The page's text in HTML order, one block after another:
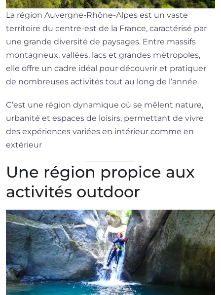
La région Auvergne-Rhône-Alpes est un vaste
territoire du centre-est de la France, caractérisé par
une grande diversité de paysages. Entre massifs
montagneux, vallées, lacs et grandes métropoles,
elle offre un cadre idéal pour découvrir et pratiquer
de nombreuses activités tout au long de l’année.
C’est une région dynamique où se mêlent nature,
urbanité et espaces de loisirs, permettant de vivre
des expériences variées en intérieur comme en
extérieur
Une région propice aux
activités outdoor